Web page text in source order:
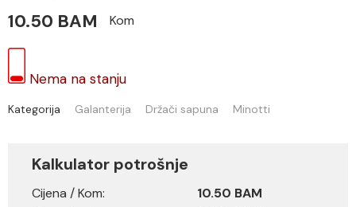
10.50 BAM Kom
Nema na stanju
Kategorija Galanterija Držači sapuna Minotti
Kalkulator potrošnje
Cijena / Kom:
10.50 BAM